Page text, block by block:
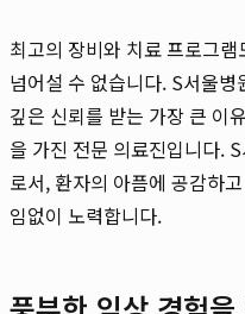
최고의 장비와 치료 프로그
넘어설 수 없습니다. S서울
깊은 신뢰를 받는 가장 큰 이
을 가진 전문 의료진입니다.
로서, 환자의 아픔에 공감하
임없이 노력합니다.